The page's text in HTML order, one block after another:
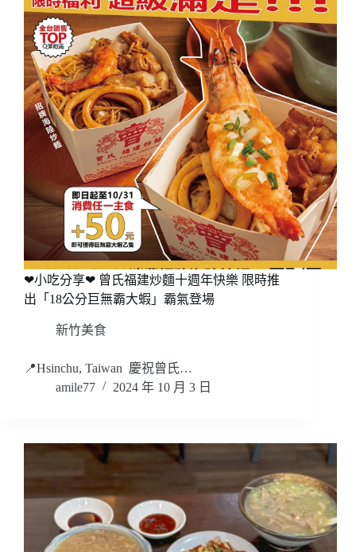
❤小吃分享❤ 曾氏福建炒麵十週年快樂 限時推
出「18公分巨無霸大蝦」霸氣登場
新竹美食
📍Hsinchu, Taiwan 慶祝曾氏…
amile77
2024 年 10 月 3 日